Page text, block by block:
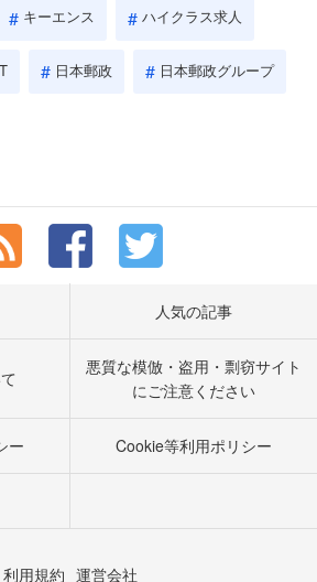
キーエンス ハイクラス求人
日本郵政 日本郵政グループ
人気の記事
悪質な模倣・盗用・剽窃サイト
にご注意ください
ー Cookie等利用ポリシー
利用規約 運営会社